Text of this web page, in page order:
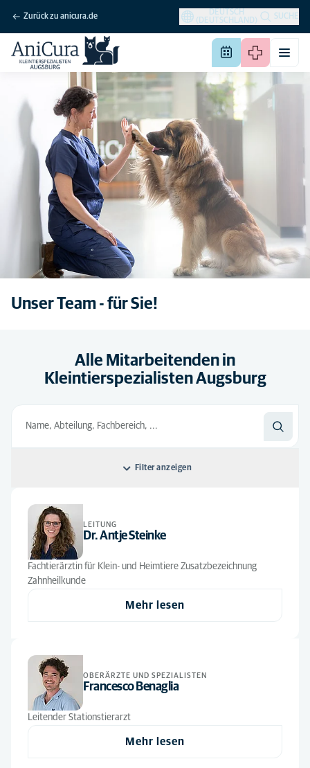
Zurück zu anicura.de
DEUTSCH
(DEUTSCHLAND)
SUCHE
Unser Team - für Sie!
Alle Mitarbeitenden in
Kleintierspezialisten Augsburg
Filter anzeigen
Sortieren nach: Standard
Standard
Alphabetisch
Alle Abteilungen
Augenheilkunde
Chirurgie/Orthopädie
Kardiologie
Station
Zahnheilkunde
Alle Abteilungen
Leitung
Oberärzte und Spezialisten
Raumpflege
LEITUNG
Dr. Antje Steinke
Fachtierärztin für Klein- und Heimtiere Zusatzbezeichnung
Zahnheilkunde
Mehr lesen
OBERÄRZTE UND SPEZIALISTEN
Francesco Benaglia
Leitender Stationstierarzt
Mehr lesen